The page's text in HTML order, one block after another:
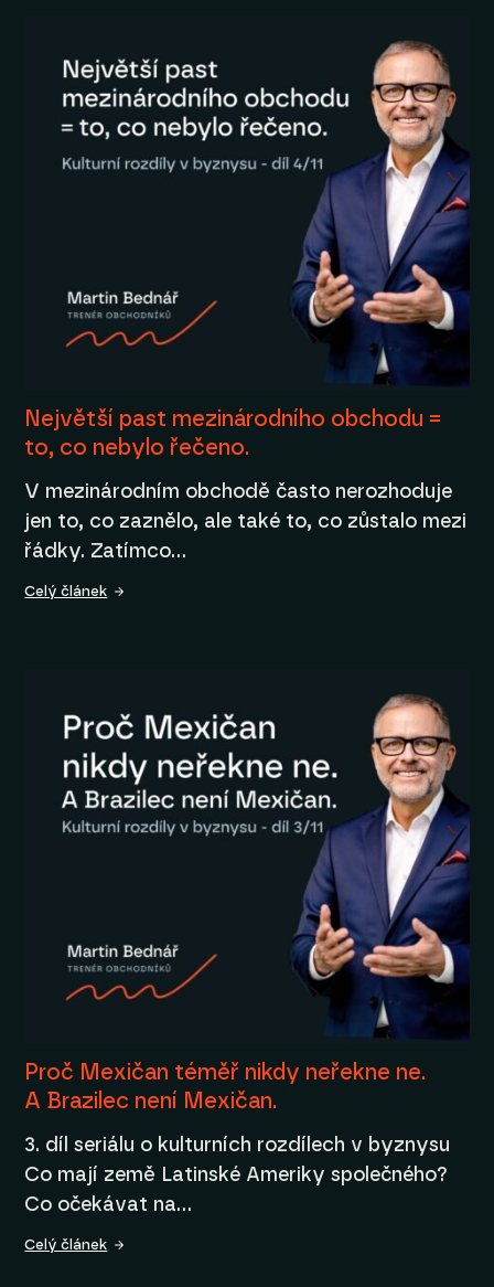
Největší past mezinárodního obchodu =
to, co nebylo řečeno.
V mezinárodním obchodě často nerozhoduje
jen to, co zaznělo, ale také to, co zůstalo mezi
řádky. Zatímco…
Celý článek
Proč Mexičan téměř nikdy neřekne ne.
A Brazilec není Mexičan.
3. díl seriálu o kulturních rozdílech v byznysu
Co mají země Latinské Ameriky společného?
Co očekávat na…
Celý článek